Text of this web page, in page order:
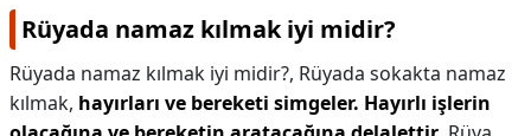
Rüyada namaz kılmak iyi midir?
Rüyada namaz kılmak iyi midir?, Rüyada sokakta namaz
kılmak, hayırları ve bereketi simgeler. Hayırlı işlerin